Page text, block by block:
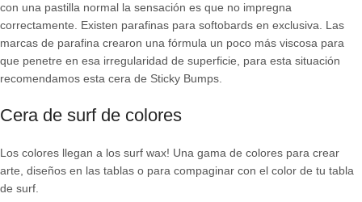
con una pastilla normal la sensación es que no impregna
correctamente. Existen parafinas para softobards en exclusiva. Las
marcas de parafina crearon una fórmula un poco más viscosa para
que penetre en esa irregularidad de superficie, para esta situación
recomendamos esta cera de Sticky Bumps.
Cera de surf de colores
Los colores llegan a los surf wax! Una gama de colores para crear
arte, diseños en las tablas o para compaginar con el color de tu tabla
de surf.